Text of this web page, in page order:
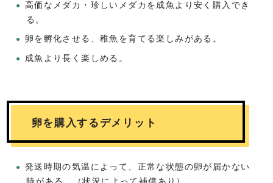
高価なメダカ・珍しいメダカを成魚より安く購入でき
る。
卵を孵化させる、稚魚を育てる楽しみがある。
成魚より長く楽しめる。
卵を購入するデメリット
発送時期の気温によって、正常な状態の卵が届かない